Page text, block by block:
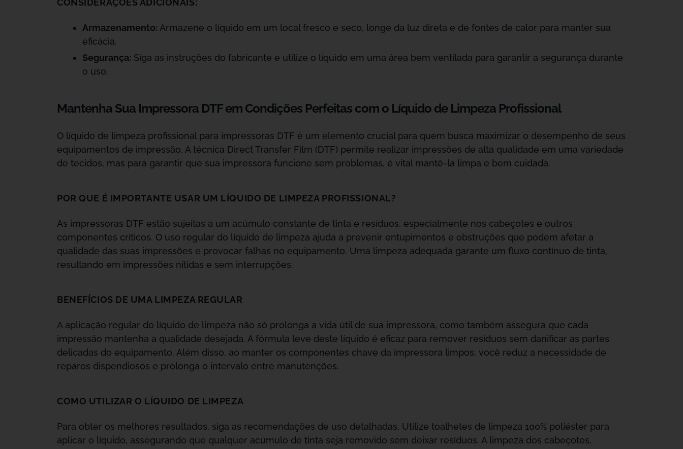
CONSIDERAÇÕES ADICIONAIS:
Armazenamento: Armazene o líquido em um local fresco e seco, longe da luz direta e de fontes de calor para manter sua
eficácia.
Segurança: Siga as instruções do fabricante e utilize o líquido em uma área bem ventilada para garantir a segurança durante
o uso.
Mantenha Sua Impressora DTF em Condições Perfeitas com o Líquido de Limpeza Profissional
O líquido de limpeza profissional para impressoras DTF é um elemento crucial para quem busca maximizar o desempenho de seus
equipamentos de impressão. A técnica Direct Transfer Film (DTF) permite realizar impressões de alta qualidade em uma variedade
de tecidos, mas para garantir que sua impressora funcione sem problemas, é vital mantê-la limpa e bem cuidada.
POR QUE É IMPORTANTE USAR UM LÍQUIDO DE LIMPEZA PROFISSIONAL?
As impressoras DTF estão sujeitas a um acúmulo constante de tinta e resíduos, especialmente nos cabeçotes e outros
componentes críticos. O uso regular do líquido de limpeza ajuda a prevenir entupimentos e obstruções que podem afetar a
qualidade das suas impressões e provocar falhas no equipamento. Uma limpeza adequada garante um fluxo contínuo de tinta,
resultando em impressões nítidas e sem interrupções.
BENEFÍCIOS DE UMA LIMPEZA REGULAR
A aplicação regular do líquido de limpeza não só prolonga a vida útil de sua impressora, como também assegura que cada
impressão mantenha a qualidade desejada. A fórmula leve deste líquido é eficaz para remover resíduos sem danificar as partes
delicadas do equipamento. Além disso, ao manter os componentes chave da impressora limpos, você reduz a necessidade de
reparos dispendiosos e prolonga o intervalo entre manutenções.
COMO UTILIZAR O LÍQUIDO DE LIMPEZA
Para obter os melhores resultados, siga as recomendações de uso detalhadas. Utilize toalhetes de limpeza 100% poliéster para
aplicar o líquido, assegurando que qualquer acúmulo de tinta seja removido sem deixar resíduos. A limpeza dos cabeçotes,